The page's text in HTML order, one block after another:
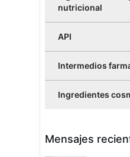
nutricional
API
Intermedios
Ingredientes
Mensajes